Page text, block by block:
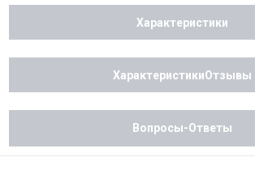
Характеристики
ХарактеристикиОтзывы
Вопросы-Ответы